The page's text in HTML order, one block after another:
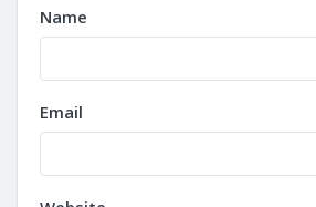
Name
Email